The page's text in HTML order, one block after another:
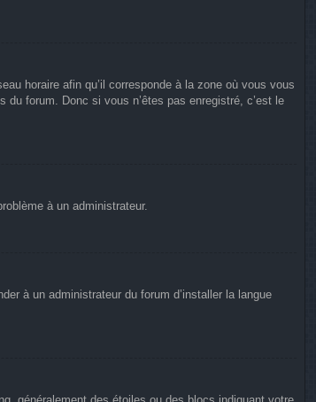
horaire afin qu’il corresponde à la zone où vous vous
forum. Donc si vous n’êtes pas enregistré, c’est le
à un administrateur.
à un administrateur du forum d’installer la langue